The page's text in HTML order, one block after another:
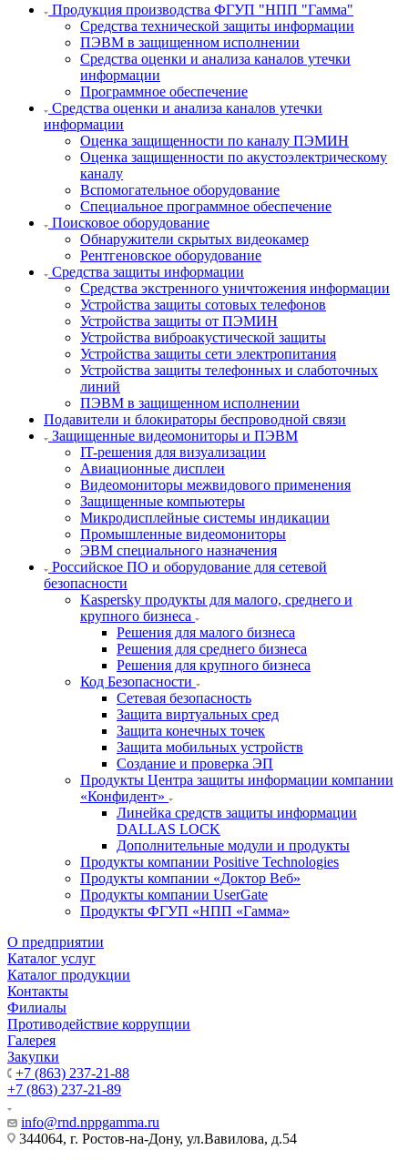
Продукция производства ФГУП "НПП "Гамма"
Средства технической защиты информации
ПЭВМ в защищенном исполнении
Средства оценки и анализа каналов утечки
информации
Программное обеспечение
Средства оценки и анализа каналов утечки
информации
Оценка защищенности по каналу ПЭМИН
Оценка защищенности по акустоэлектрическому
каналу
Вспомогательное оборудование
Специальное программное обеспечение
Поисковое оборудование
Обнаружители скрытых видеокамер
Рентгеновское оборудование
Средства защиты информации
Средства экстренного уничтожения информации
Устройства защиты сотовых телефонов
Устройства защиты от ПЭМИН
Устройства виброакустической защиты
Устройства защиты сети электропитания
Устройства защиты телефонных и слаботочных
линий
ПЭВМ в защищенном исполнении
Подавители и блокираторы беспроводной связи
Защищенные видеомониторы и ПЭВМ
IT-решения для визуализации
Авиационные дисплеи
Видеомониторы межвидового применения
Защищенные компьютеры
Микродисплейные системы индикации
Промышленные видеомониторы
ЭВМ специального назначения
Российское ПО и оборудование для сетевой
безопасности
Kaspersky продукты для малого, среднего и
крупного бизнеса
Решения для малого бизнеса
Решения для среднего бизнеса
Решения для крупного бизнеса
Код Безопасности
Сетевая безопасность
Защита виртуальных сред
Защита конечных точек
Защита мобильных устройств
Создание и проверка ЭП
Продукты Центра защиты информации компании
«Конфидент»
Линейка средств защиты информации
DALLAS LOCK
Дополнительные модули и продукты
Продукты компании Positive Technologies
Продукты компании «Доктор Веб»
Продукты компании UserGate
Продукты ФГУП «НПП «Гамма»
О предприятии
Каталог услуг
Каталог продукции
Контакты
Филиалы
Противодействие коррупции
Галерея
Закупки
+7 (863) 237-21-88
+7 (863) 237-21-89
info@rnd.nppgamma.ru
344064, г. Ростов-на-Дону, ул.Вавилова, д.54